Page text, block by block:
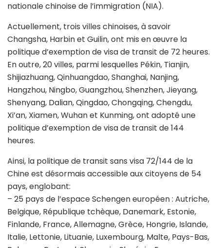
nationale chinoise de l’immigration (NIA).
Actuellement, trois villes chinoises, à savoir
Changsha, Harbin et Guilin, ont mis en œuvre la
politique d’exemption de visa de transit de 72 heures.
En outre, 20 villes, parmi lesquelles Pékin, Tianjin,
Shijiazhuang, Qinhuangdao, Shanghai, Nanjing,
Hangzhou, Ningbo, Guangzhou, Shenzhen, Jieyang,
Shenyang, Dalian, Qingdao, Chongqing, Chengdu,
Xi’an, Xiamen, Wuhan et Kunming, ont adopté une
politique d’exemption de visa de transit de 144
heures.
Ainsi, la politique de transit sans visa 72/144 de la
Chine est désormais accessible aux citoyens de 54
pays, englobant:
– 25 pays de l’espace Schengen européen : Autriche,
Belgique, République tchèque, Danemark, Estonie,
Finlande, France, Allemagne, Grèce, Hongrie, Islande,
Italie, Lettonie, Lituanie, Luxembourg, Malte, Pays-Bas,